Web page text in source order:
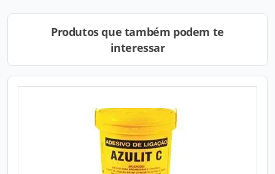
Produtos que também podem te
interessar